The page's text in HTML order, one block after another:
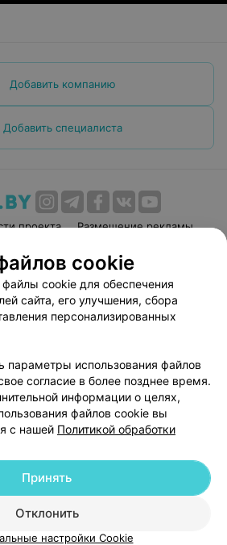
Добавить компанию
Добавить специалиста
проекта
Размещение рекламы
соглашение
Способы оплаты
Партнеры
руководителю 103.by
настройки cookie
персональных данных
УНП 191700409| 220012, Республика Беларусь,
Толбухина, 2, пом. 16 | help@103.by
поддержки +375 291212755
cookie
cookie для обеспечения
сайта, его улучшения, сбора
персонализированных
параметры использования файлов
согласие в более позднее время.
информации о целях,
файлов cookie вы
с нашей Политикой обработки
Отклонить
Принять
настройки Cookie